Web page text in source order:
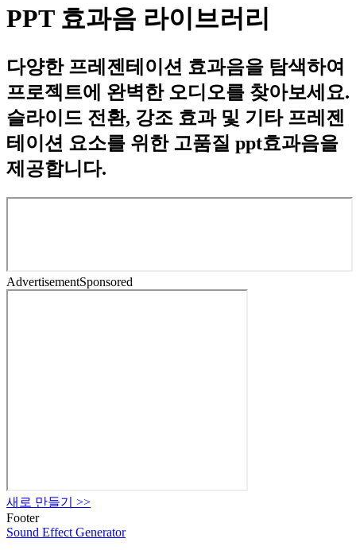
PPT 효과음 라이브러리
다양한 프레젠테이션 효과음을 탐색하여
프로젝트에 완벽한 오디오를 찾아보세요.
슬라이드 전환, 강조 효과 및 기타 프레젠
테이션 요소를 위한 고품질 ppt효과음을
제공합니다.
AdvertisementSponsored
새로 만들기
>>
Footer
Sound Effect Generator